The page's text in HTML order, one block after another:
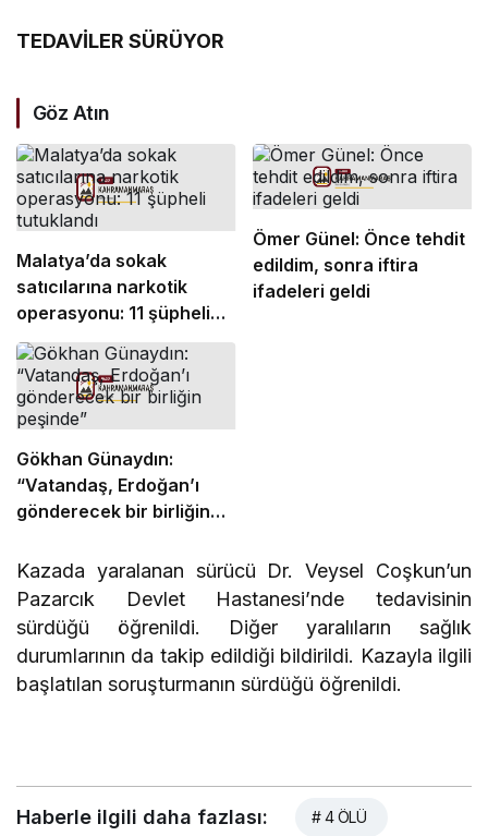
TEDAVİLER SÜRÜYOR
Göz Atın
Malatya’da sokak
satıcılarına narkotik
operasyonu: 11 şüpheli
tutuklandı
Ömer Günel: Önce tehdit
edildim, sonra iftira
ifadeleri geldi
Gökhan Günaydın:
“Vatandaş, Erdoğan’ı
gönderecek bir birliğin
Kazada yaralanan sürücü Dr. Veysel Coşkun’un
Pazarcık Devlet Hastanesi’nde tedavisinin
sürdüğü öğrenildi. Diğer yaralıların sağlık
durumlarının da takip edildiği bildirildi. Kazayla ilgili
başlatılan soruşturmanın sürdüğü öğrenildi.
Haberle ilgili daha fazlası: # 4 ÖLÜ